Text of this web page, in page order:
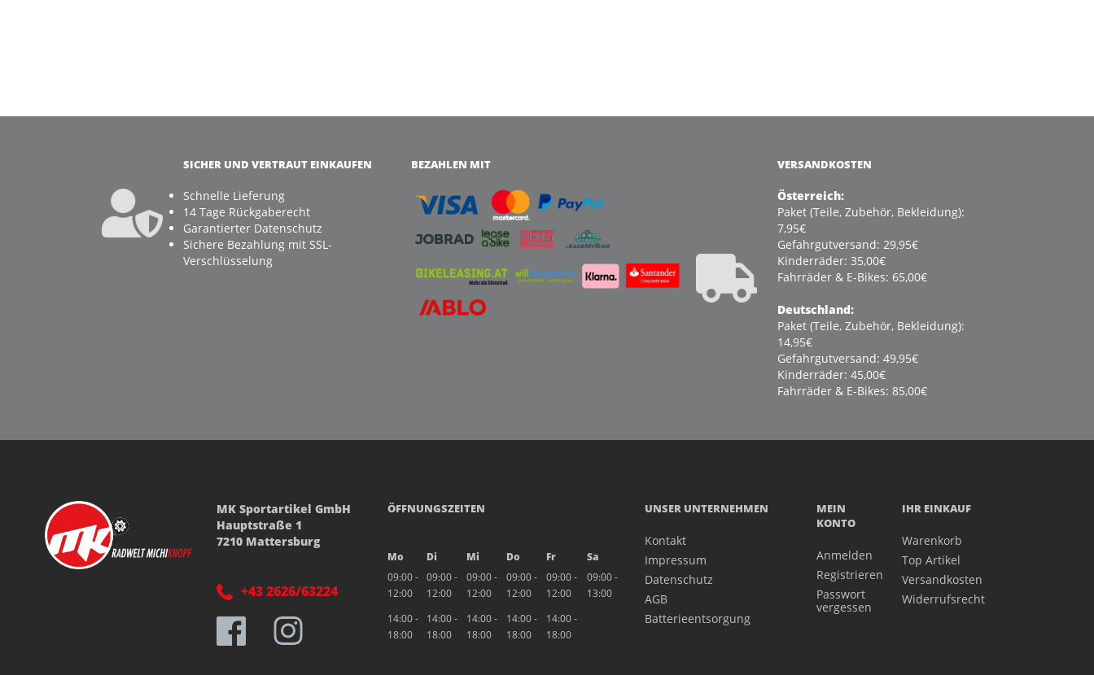
SICHER UND VERTRAUT EINKAUFEN
Schnelle Lieferung
14 Tage Rückgaberecht
Garantierter Datenschutz
Sichere Bezahlung mit SSL-
Verschlüsselung
BEZAHLEN MIT VERSANDKOSTEN
Österreich:
Paket (Teile, Zubehör, Bekleidung):
7,95€
Gefahrgutversand: 29,95€
Kinderräder: 35,00€
Fahrräder & E-Bikes: 65,00€
Deutschland:
Paket (Teile, Zubehör, Bekleidung):
14,95€
Gefahrgutversand: 49,95€
Kinderräder: 45,00€
Fahrräder & E-Bikes: 85,00€
MK Sportartikel GmbH
Hauptstraße 1
7210 Mattersburg
+43 2626/63224
ÖFFNUNGSZEITEN
Mo Di Mi Do Fr
Sa
09:00 -
12:00
09:00 -
12:00
09:00 -
12:00
09:00 -
12:00
09:00 -
12:00
09:00 -
13:00
14:00 -
18:00
14:00 -
18:00
14:00 -
18:00
14:00 -
18:00
14:00 -
18:00
UNSER UNTERNEHMEN
Kontakt
Impressum
Datenschutz
AGB
Batterieentsorgung
MEIN
KONTO
Anmelden
Registrieren
Passwort
vergessen
IHR EINKAUF
Warenkorb
Top Artikel
Versandkosten
Widerrufsrecht